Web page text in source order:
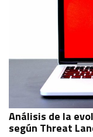
Análisis de la
según Threat